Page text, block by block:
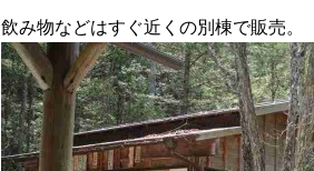
飲み物などはすぐ近くの別棟で販売。